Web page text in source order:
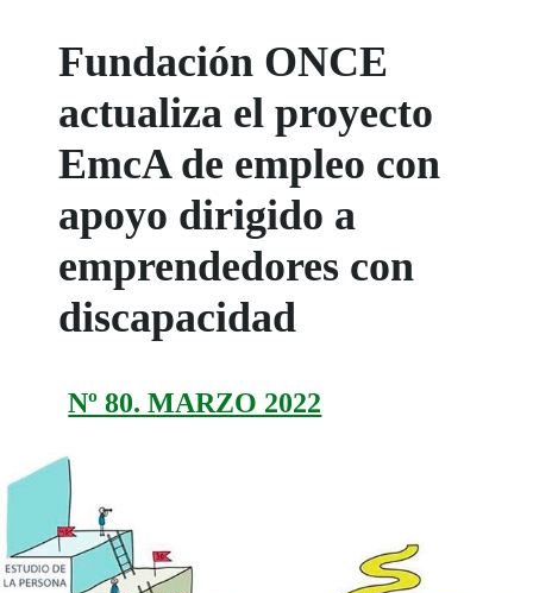
Fundación ONCE
actualiza el proyecto
EmcA de empleo con
apoyo dirigido a
emprendedores con
discapacidad
Nº 80. MARZO 2022